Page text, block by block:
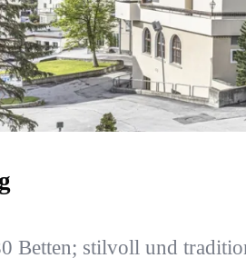
Betten; stilvoll und